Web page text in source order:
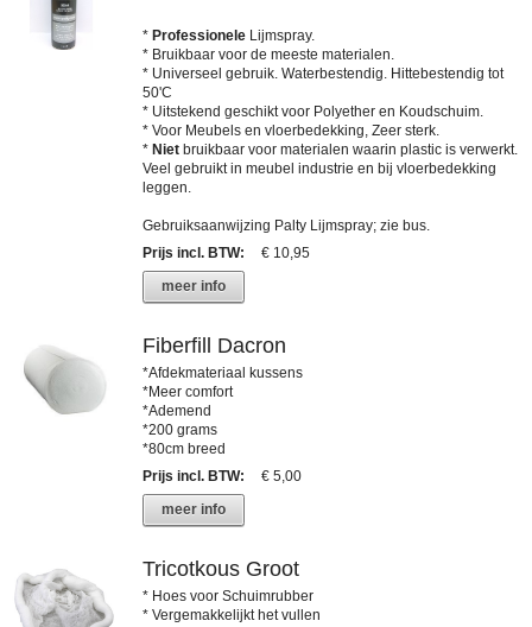
* Professionele Lijmspray.
* Bruikbaar voor de meeste materialen.
* Universeel gebruik. Waterbestendig. Hittebestendig tot
50'C
* Uitstekend geschikt voor Polyether en Koudschuim.
* Voor Meubels en vloerbedekking, Zeer sterk.
* Niet bruikbaar voor materialen waarin plastic is verwerkt.
Veel gebruikt in meubel industrie en bij vloerbedekking
leggen.
Gebruiksaanwijzing Palty Lijmspray; zie bus.
Prijs incl. BTW:
€ 10,95
meer info
Fiberfill Dacron
*Afdekmateriaal kussens
*Meer comfort
*Ademend
*200 grams
*80cm breed
Prijs incl. BTW:
€ 5,00
meer info
Tricotkous Groot
* Hoes voor Schuimrubber
* Vergemakkelijkt het vullen